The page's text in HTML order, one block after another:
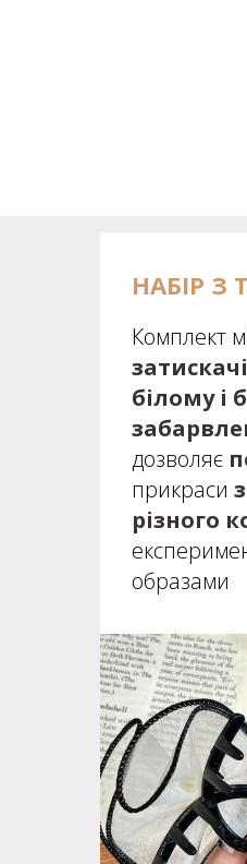
НАБІР З
Комплект
білому і
дозволяє
прикраси
різного
образами